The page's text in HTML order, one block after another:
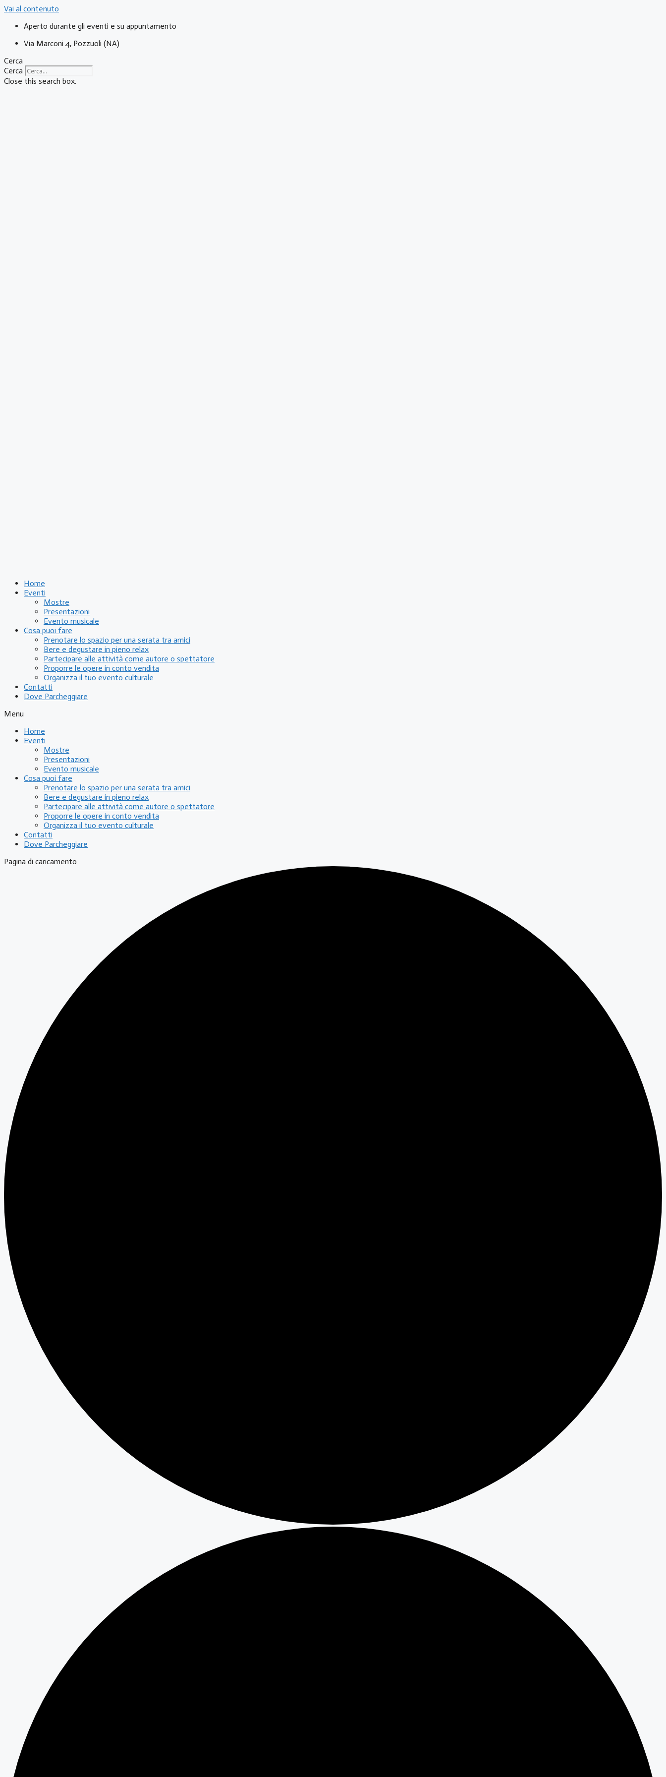
Vai al contenuto
Aperto durante gli eventi e su appuntamento
Via Marconi 4, Pozzuoli (NA)
Cerca
Cerca
Close this search box.
Home
Eventi
Mostre
Presentazioni
Evento musicale
Cosa puoi fare
Prenotare lo spazio per una serata tra amici
Bere e degustare in pieno relax
Partecipare alle attività come autore o spettatore
Proporre le opere in conto vendita
Organizza il tuo evento culturale
Contatti
Dove Parcheggiare
Menu
Home
Eventi
Mostre
Presentazioni
Evento musicale
Cosa puoi fare
Prenotare lo spazio per una serata tra amici
Bere e degustare in pieno relax
Partecipare alle attività come autore o spettatore
Proporre le opere in conto vendita
Organizza il tuo evento culturale
Contatti
Dove Parcheggiare
Pagina di caricamento